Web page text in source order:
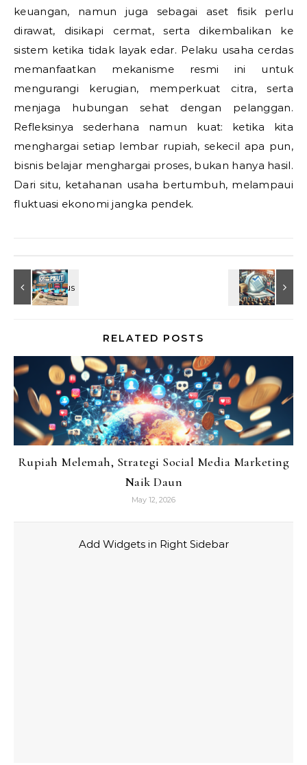
keuangan, namun juga sebagai aset fisik perlu
dirawat, disikapi cermat, serta dikembalikan ke
sistem ketika tidak layak edar. Pelaku usaha cerdas
memanfaatkan mekanisme resmi ini untuk
mengurangi kerugian, memperkuat citra, serta
menjaga hubungan sehat dengan pelanggan.
Refleksinya sederhana namun kuat: ketika kita
menghargai setiap lembar rupiah, sekecil apa pun,
bisnis belajar menghargai proses, bukan hanya hasil.
Dari situ, ketahanan usaha bertumbuh, melampaui
fluktuasi ekonomi jangka pendek.
RELATED POSTS
Rupiah Melemah, Strategi Social Media Marketing
Naik Daun
May 12, 2026
Add Widgets in Right Sidebar